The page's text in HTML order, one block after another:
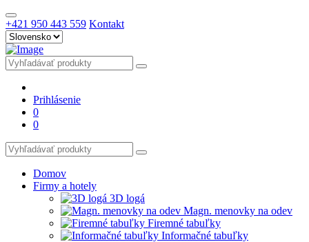
+421 950 443 559 Kontakt
Prihlásenie
0
0
Domov
Firmy a hotely
3D logá
Magn. menovky na odev
Firemné tabuľky
Informačné tabuľky